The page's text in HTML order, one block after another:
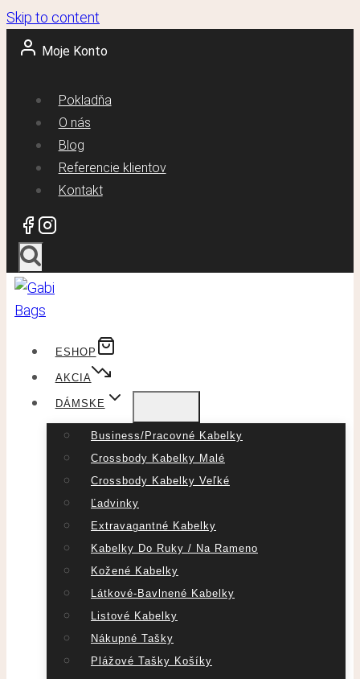
Skip to content
Moje Konto
Pokladňa
O nás
Blog
Referencie klientov
Kontakt
ESHOP
AKCIA
DÁMSKE
Business/pracovné Kabelky
Crossbody Kabelky Malé
Crossbody Kabelky Veľké
Ľadvinky
Extravagantné Kabelky
Kabelky Do Ruky / Na Rameno
Kožené Kabelky
Látkové-Bavlnené Kabelky
Listové Kabelky
Nákupné Tašky
Plážové Tašky Košíky